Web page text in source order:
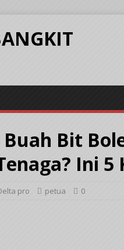
Bit
Ini 5
pro petua 0